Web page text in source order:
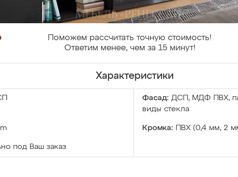
Поможем рассчитать точную стоимость!
Ответим менее, чем за 15 минут!
Характеристики
Фасад: ДСП, МДФ ПВХ,
виды стекла
Кромка: ПВХ (0,4 мм, 2
под Ваш заказ